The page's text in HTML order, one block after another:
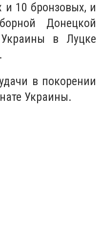
и 10 бронзовых, и
Донецкой
в Луцке
в покорении
Украины.